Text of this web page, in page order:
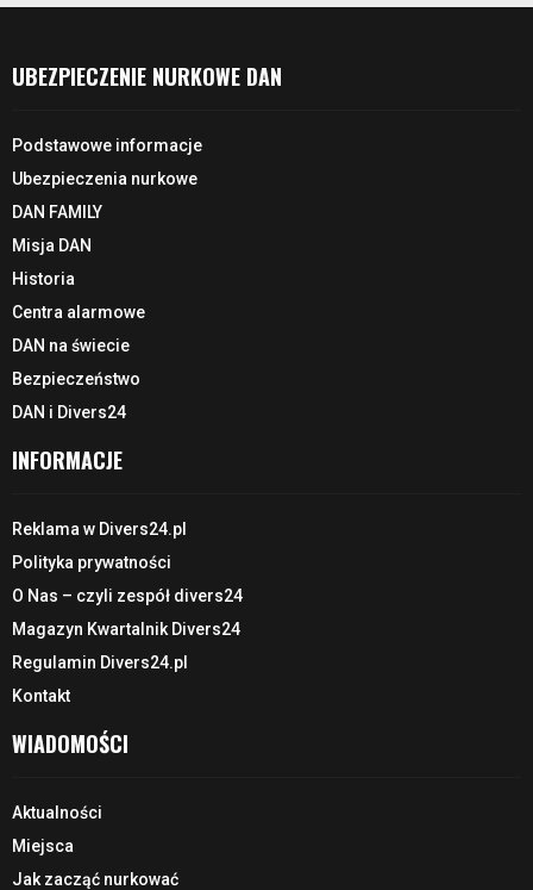
UBEZPIECZENIE NURKOWE DAN
Podstawowe informacje
Ubezpieczenia nurkowe
DAN FAMILY
Misja DAN
Historia
Centra alarmowe
DAN na świecie
Bezpieczeństwo
DAN i Divers24
INFORMACJE
Reklama w Divers24.pl
Polityka prywatności
O Nas – czyli zespół divers24
Magazyn Kwartalnik Divers24
Regulamin Divers24.pl
Kontakt
WIADOMOŚCI
Aktualności
Miejsca
Jak zacząć nurkować